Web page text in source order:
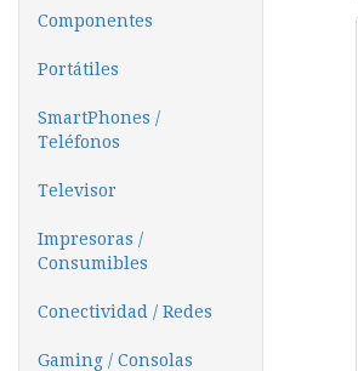
Componentes
Portátiles
SmartPhones /
Teléfonos
Televisor
Impresoras /
Consumibles
Conectividad / Redes
Gaming / Consolas